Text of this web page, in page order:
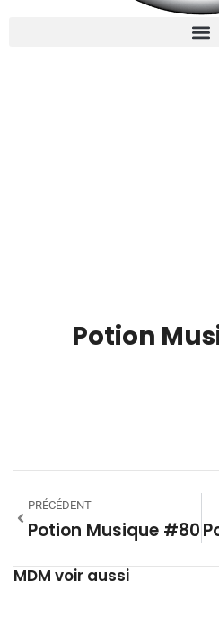
Potion
PRÉCÉDENT
Potion Musique #80
MDM voir aussi